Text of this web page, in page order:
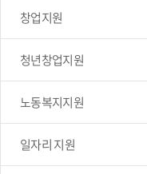
창업지원
청년창업지원
노동복지지원
일자리 지원